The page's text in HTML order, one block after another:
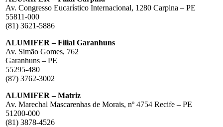
Av. Congresso Eucarístico Internacional, 1280 Carpina – PE
55811-000
(81) 3621-5886
ALUMIFER – Filial Garanhuns
Av. Simão Gomes, 762
Garanhuns – PE
55295-480
(87) 3762-3002
ALUMIFER – Matriz
Av. Marechal Mascarenhas de Morais, nº 4754 Recife – PE
51200-000
(81) 3878-4526